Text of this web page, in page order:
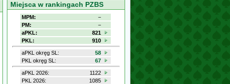
Miejsca w rankingach PZBS
MPM:
−
PM:
−
aPKL:
821
PKL:
910
aPKL okręg SL:
58
PKL okręg SL:
67
aPKL 2026:
1122
PKL 2026:
1085